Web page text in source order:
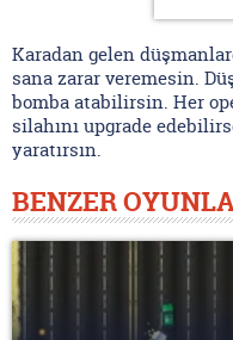
Karadan gelen
sana zarar veremesin.
bomba atabilirsin. Her
silahını upgrade
yaratırsın.
BENZER